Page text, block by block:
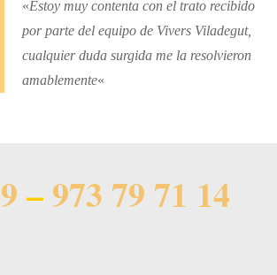
«Estoy muy contenta con el trato recibido
por parte del equipo de Vivers Viladegut,
cualquier duda surgida me la resolvieron
amablemente«
– 973 79 71 14